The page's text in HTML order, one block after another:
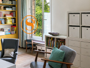
"www.georisques.gouv.fr"